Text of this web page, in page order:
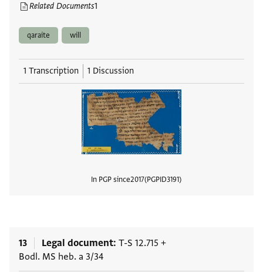
Related Documents1
qaraite will
1 Transcription 1 Discussion
In PGP since2017 PGPID3191
13 Legal document T-S 12.715 +
Bodl. MS heb. a 3/34